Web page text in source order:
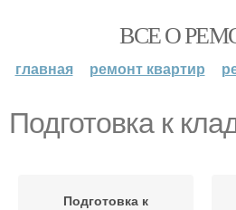
ВСЕ О
главная ремонт квартир
Подготовка к
Подготовка к